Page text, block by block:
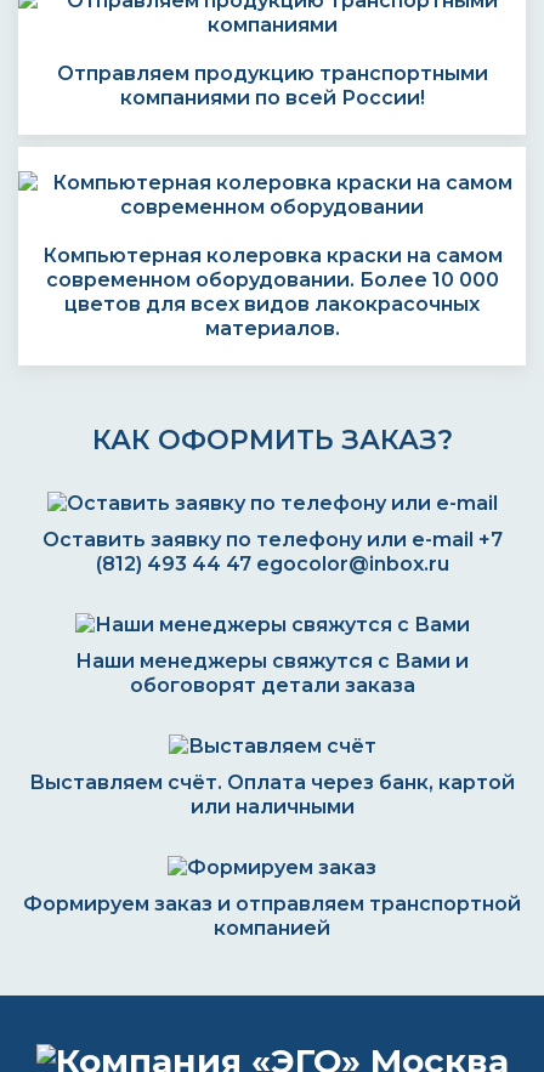
Отправляем продукцию транспортными
компаниями по всей России!
Компьютерная колеровка краски на самом
современном оборудовании. Более 10 000
цветов для всех видов лакокрасочных
материалов.
КАК ОФОРМИТЬ ЗАКАЗ?
Оставить заявку по телефону или e-mail +7
(812) 493 44 47 egocolor@inbox.ru
Наши менеджеры свяжутся с Вами и
обоговорят детали заказа
Выставляем счёт. Оплата через банк, картой
или наличными
Формируем заказ и отправляем транспортной
компанией
ВОПРОС-ОТВЕТ